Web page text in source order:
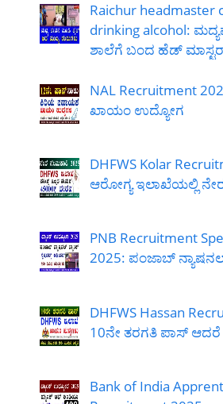
Raichur headmaster
drinking alcohol:
ಶಾಲೆಗೆ ಬಂದ ಹೆಡ್
NAL Recruitment
ಖಾಯಂ ಉದ್ಯೋಗ
DHFWS Kolar
ಆರೋಗ್ಯ ಇಲಾಖೆಯಲ್ಲಿ
PNB Recruitment
2025: ಪಂಜಾಬ್
DHFWS Hassan
10ನೇ ತರಗತಿ ಪಾಸ್
Bank of India